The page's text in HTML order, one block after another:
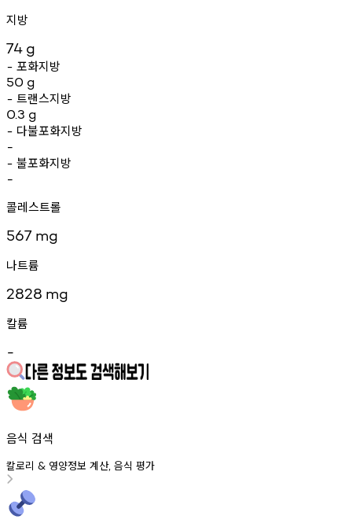
지방
74 g
- 포화지방
50 g
- 트랜스지방
0.3 g
- 다불포화지방
-
- 불포화지방
-
콜레스트롤
567 mg
나트륨
2828 mg
칼륨
-
음식 검색
칼로리 & 영양정보 계산, 음식 평가